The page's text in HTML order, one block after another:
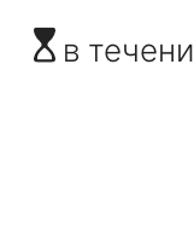
в